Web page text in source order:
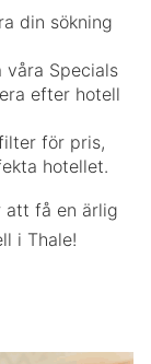
din sökning
våra Specials
efter hotell
för pris,
hotellet.
att få en ärlig
i Thale!